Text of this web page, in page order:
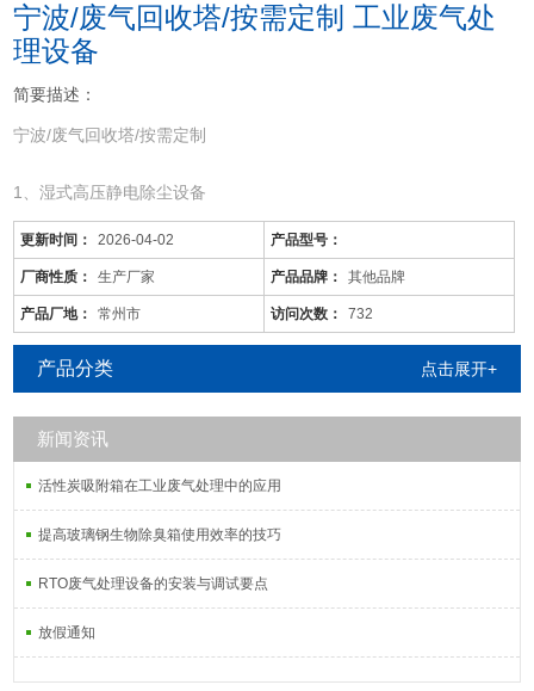
宁波/废气回收塔/按需定制 工业废气处
理设备
简要描述：
宁波/废气回收塔/按需定制
1、湿式高压静电除尘设备
宁波/废气回收塔/按需定制
是针对废气及粉尘的一款环保设备。它是利用电力将气体中的粉尘离
子分离出来的除尘设备。有性能稳定、除尘效果好等特点，需要经过
荷电、收集、清灰三个阶段，直流高压电使阴极线附近的空间气体电
离，粉尘等颗粒和点后在电场力作用下移动并沉积在集尘阳极表面，
更新时间： 2026-04-02 产品型号：
厂商性质： 生产厂家 产品品牌： 其他品牌
产品厂地： 常州市 访问次数： 732
产品分类 点击展开+
新闻资讯
活性炭吸附箱在工业废气处理中的应用
提高玻璃钢生物除臭箱使用效率的技巧
RTO废气处理设备的安装与调试要点
放假通知